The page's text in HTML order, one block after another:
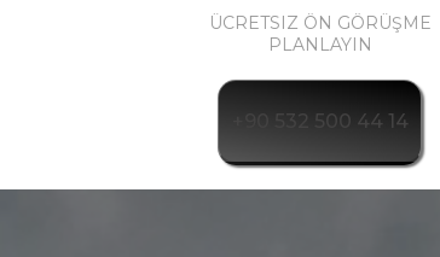
ÜCRETSIZ ÖN GÖRÜŞME
PLANLAYIN
+90 532 500 44 14